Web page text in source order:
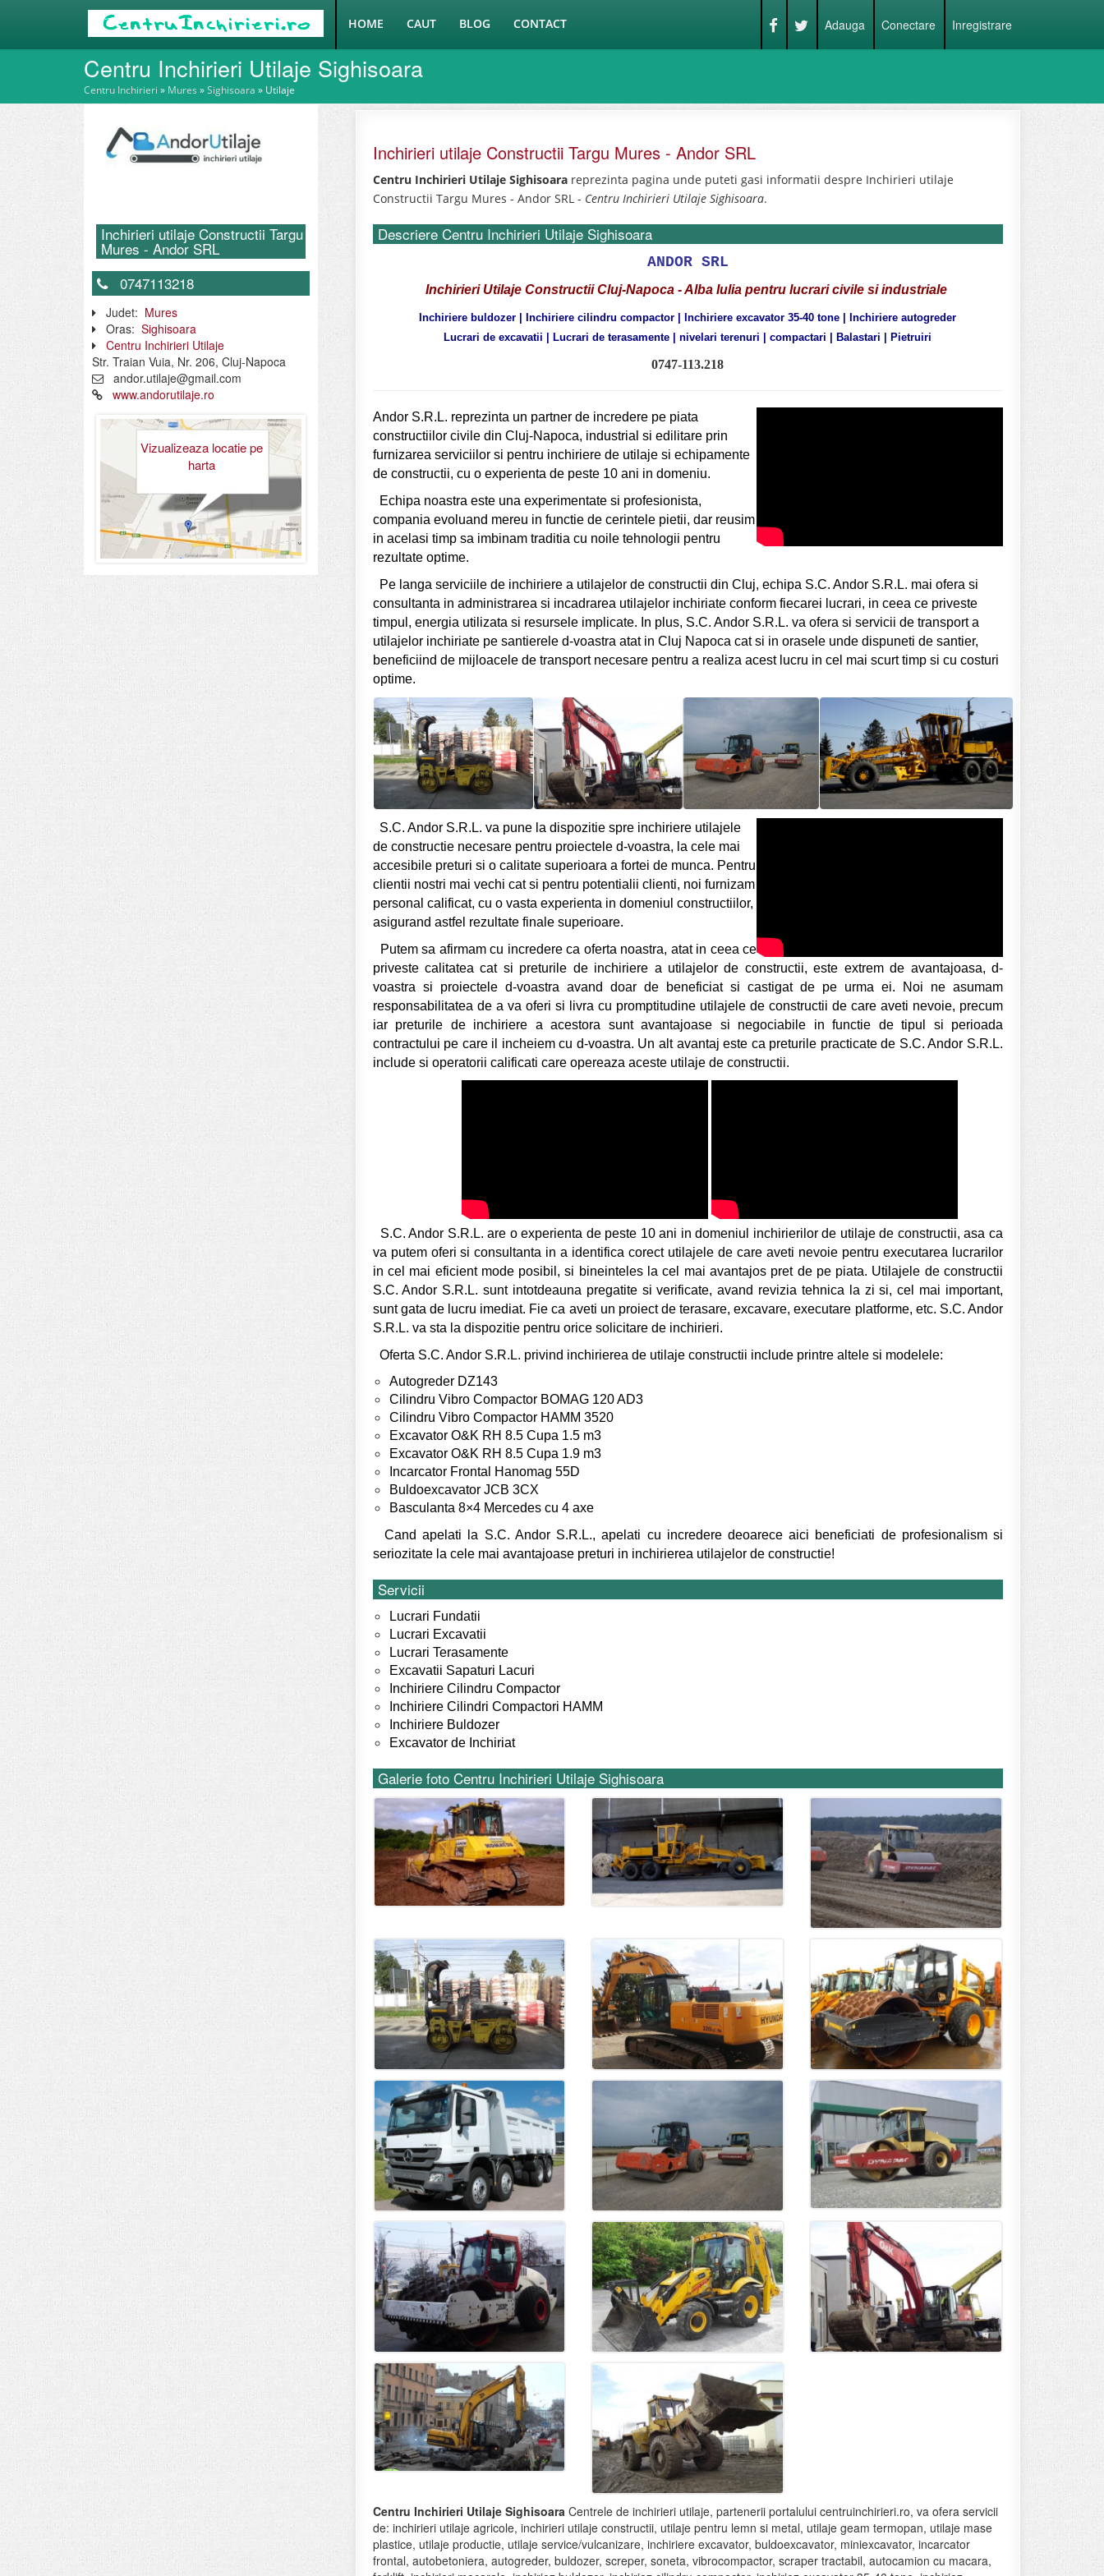
Adauga Conectare Inregistrare
HOME CAUT BLOG CONTACT
Centru Inchirieri Utilaje Sighisoara
Centru Inchirieri » Mures »Sighisoara » Utilaje
Inchirieri utilaje Constructii Targu
Mures - Andor SRL
0747113218
Judet: Mures
Oras: Sighisoara
Centru Inchirieri Utilaje
Str. Traian Vuia, Nr. 206, Cluj-Napoca
andor.utilaje@gmail.com
www.andorutilaje.ro
Vizualizeaza locatie pe
harta
Inchirieri utilaje Constructii Targu Mures - Andor SRL
Centru Inchirieri Utilaje Sighisoarareprezinta pagina unde puteti gasi informatii despre Inchirieri utilaje
Constructii Targu Mures - Andor SRL - Centru Inchirieri Utilaje Sighisoara.
Descriere Centru Inchirieri Utilaje Sighisoara
ANDOR SRL
Inchirieri Utilaje ConstructiiCluj-Napoca - Alba Iulia pentru lucrari civile si industriale
Inchiriere buldozer | Inchiriere cilindru compactor | Inchiriere excavator 35-40 tone | Inchiriere autogreder
Lucrari de excavatii | Lucrari de terasamente | nivelari terenuri | compactari | Balastari | Pietruiri
0747-113.218
Andor S.R.L. reprezinta un partner de incredere pe piata
constructiilor civile din Cluj-Napoca, industrial si edilitare prin
furnizarea serviciilor si pentru inchiriere de utilaje si echipamente
de constructii, cu o experienta de peste 10 ani in domeniu.
Echipa noastra este una experimentate si profesionista,
compania evoluand mereu in functie de cerintele pietii, dar reusim
in acelasi timp sa imbinam traditia cu noile tehnologii pentru
rezultate optime.
Pe langa serviciile de inchiriere a utilajelor de constructii din Cluj, echipa S.C. Andor S.R.L. mai ofera si
consultanta in administrarea si incadrarea utilajelor inchiriate conform fiecarei lucrari, in ceea ce priveste
timpul, energia utilizata si resursele implicate. In plus, S.C. Andor S.R.L. va ofera si servicii de transport a
utilajelor inchiriate pe santierele d-voastra atat in Cluj Napoca cat si in orasele unde dispuneti de santier,
beneficiind de mijloacele de transport necesare pentru a realiza acest lucru in cel mai scurt timp si cu costuri
optime.
S.C. Andor S.R.L. va pune la dispozitie spre inchiriere utilajele
de constructie necesare pentru proiectele d-voastra, la cele mai
accesibile preturi si o calitate superioara a fortei de munca. Pentru
clientii nostri mai vechi cat si pentru potentialii clienti, noi furnizam
personal calificat, cu o vasta experienta in domeniul constructiilor,
asigurand astfel rezultate finale superioare.
Putem sa afirmam cu incredere ca oferta noastra, atat in ceea ce
priveste calitatea cat si preturile de inchiriere a utilajelor de constructii, este extrem de avantajoasa, d-
voastra si proiectele d-voastra avand doar de beneficiat si castigat de pe urma ei. Noi ne asumam
responsabilitatea de a va oferi si livra cu promptitudine utilajele de constructii de care aveti nevoie, precum
iar preturile de inchiriere a acestora sunt avantajoase si negociabile in functie de tipul si perioada
contractului pe care il incheiem cu d-voastra. Un alt avantaj este ca preturile practicate de S.C. Andor S.R.L.
include si operatorii calificati care opereaza aceste utilaje de constructii.
S.C. Andor S.R.L. are o experienta de peste 10 ani in domeniul inchirierilor de utilaje de constructii, asa ca
va putem oferi si consultanta in a identifica corect utilajele de care aveti nevoie pentru executarea lucrarilor
in cel mai eficient mode posibil, si bineinteles la cel mai avantajos pret de pe piata. Utilajele de constructii
S.C. Andor S.R.L. sunt intotdeauna pregatite si verificate, avand revizia tehnica la zi si, cel mai important,
sunt gata de lucru imediat. Fie ca aveti un proiect de terasare, excavare, executare platforme, etc. S.C. Andor
S.R.L. va sta la dispozitie pentru orice solicitare de inchirieri.
Oferta S.C. Andor S.R.L. privind inchirierea de utilaje constructii include printre altele si modelele:
Autogreder DZ143
Cilindru Vibro Compactor BOMAG 120 AD3
Cilindru Vibro Compactor HAMM 3520
Excavator O&K RH 8.5 Cupa 1.5 m3
Excavator O&K RH 8.5 Cupa 1.9 m3
Incarcator Frontal Hanomag 55D
Buldoexcavator JCB 3CX
Basculanta 8×4 Mercedes cu 4 axe
Cand apelati la S.C. Andor S.R.L., apelati cu incredere deoarece aici beneficiati de profesionalism si
seriozitate la cele mai avantajoase preturi in inchirierea utilajelor de constructie!
Servicii
Lucrari Fundatii
Lucrari Excavatii
Lucrari Terasamente
Excavatii Sapaturi Lacuri
Inchiriere Cilindru Compactor
Inchiriere Cilindri Compactori HAMM
Inchiriere Buldozer
Excavator de Inchiriat
Galerie foto Centru Inchirieri Utilaje Sighisoara
Centru Inchirieri Utilaje SighisoaraCentrele de inchirieri utilaje, partenerii portalului centruinchirieri.ro, va ofera servicii
de: inchirieri utilaje agricole, inchirieri utilaje constructii, utilaje pentru lemn si metal, utilaje geam termopan, utilaje mase
plastice, utilaje productie, utilaje service/vulcanizare, inchiriere excavator, buldoexcavator, miniexcavator, incarcator
frontal, autobetoniera, autogreder, buldozer, screper, soneta, vibrocompactor, scraper tractabil, autocamion cu macara,